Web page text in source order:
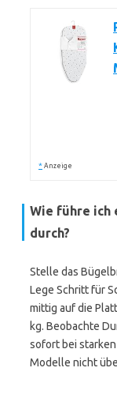
* Anzeige
Wie führe ich
durch?
Stelle das
Lege Schritt für
mittig auf die
kg. Beobachte
sofort bei
Modelle nicht